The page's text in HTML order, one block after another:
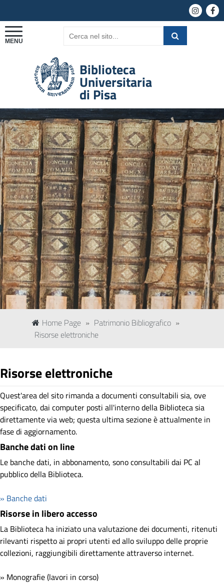
Biblioteca
Universitaria
di Pisa
Home Page » Patrimonio Bibliografico »
Risorse elettroniche
Risorse elettroniche
Quest'area del sito rimanda a documenti consultabili sia, ove
specificato, dai computer posti all'interno della Biblioteca sia
direttamente via web; questa ultima sezione è attualmente in
fase di aggiornamento.
Banche dati on line
Le banche dati, in abbonamento, sono consultabili dai PC al
pubblico della Biblioteca.
» Banche dati
Risorse in libero accesso
La Biblioteca ha iniziato una valutazione dei documenti, ritenuti
rilevanti rispetto ai propri utenti ed allo sviluppo delle proprie
collezioni, raggiungibili direttamente attraverso internet.
» Monografie (lavori in corso)